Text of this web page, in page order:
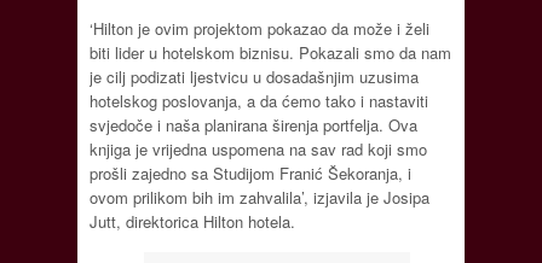
‘Hilton je ovim projektom pokazao da može i želi
biti lider u hotelskom biznisu. Pokazali smo da nam
je cilj podizati ljestvicu u dosadašnjim uzusima
hotelskog poslovanja, a da ćemo tako i nastaviti
svjedoče i naša planirana širenja portfelja. Ova
knjiga je vrijedna uspomena na sav rad koji smo
prošli zajedno sa Studijom Franić Šekoranja, i
ovom prilikom bih im zahvalila’, izjavila je Josipa
Jutt, direktorica Hilton hotela.